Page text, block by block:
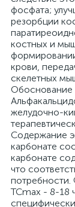
фосфата;
резорбции
костных и
крови,
скелетных
Обоснование
желудочно-
Содержание
карбонате
карбонате
что
потребности.
TCmax - 8-18